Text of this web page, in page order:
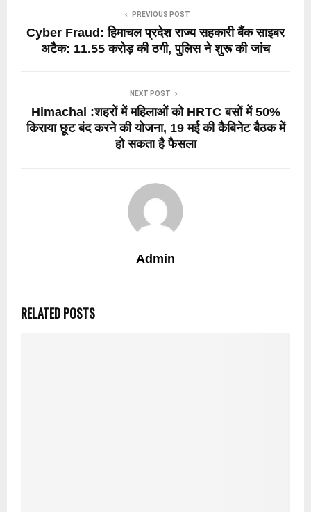
PREVIOUS POST
Cyber Fraud: हिमाचल प्रदेश राज्य सहकारी बैंक साइबर
अटैक: 11.55 करोड़ की ठगी, पुलिस ने शुरू की जांच
NEXT POST
Himachal :शहरों में महिलाओं को HRTC बसों में 50%
किराया छूट बंद करने की योजना, 19 मई की कैबिनेट बैठक में
हो सकता है फैसला
Admin
RELATED POSTS